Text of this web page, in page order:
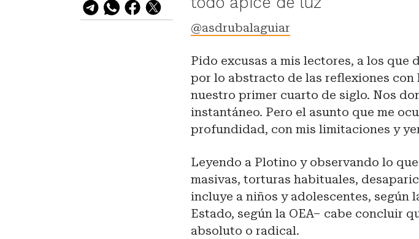
@asdrubalaguiar
Pido excusas a mis lectores, a los que
por lo abstracto de las reflexiones con
nuestro primer cuarto de siglo. Nos
instantáneo. Pero el asunto que me
profundidad, con mis limitaciones y
Leyendo a Plotino y observando lo
masivas, torturas habituales,
incluye a niños y adolescentes, según
Estado, según la OEA– cabe concluir
absoluto o radical.